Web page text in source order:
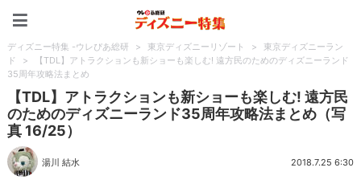
ディズニー特集 -ウレぴあ総研 > 東京ディズニーリゾート >
東京ディズニーラン
ド
>
【TDL】アトラクションも新ショーも楽しむ! 遠方民のためのディズニーランド
35周年攻略法まとめ
【TDL】アトラクションも新ショーも楽しむ! 遠方民
のためのディズニーランド35周年攻略法まとめ（写
真 16/25）
湯川 結水 2018.7.25 6:30